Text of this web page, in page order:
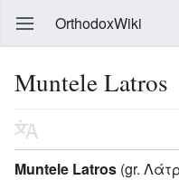
OrthodoxWiki
Muntele Latros
Muntele Latros (gr.